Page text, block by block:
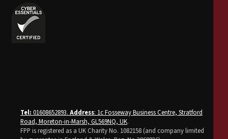
Tel: 01608652893. Address: 1c Fosseway Business Centre, Stratford
Road, Moreton-in-Marsh, GL569NQ, UK.
FPP is registered as a UK Charity No. 1082158 (and company limited